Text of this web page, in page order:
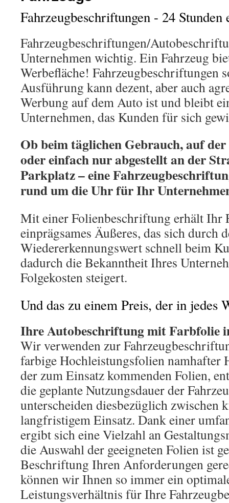
Fahrzeugbeschriftungen - 24
Fahrzeugbeschriftungen/
Unternehmen wichtig. Ein Fahrzeug
Werbefläche! Fahrzeugbeschriftungen
Ausführung kann dezent, aber auch
Werbung auf dem Auto ist und bleibt
Unternehmen, das Kunden für sich
Ob beim täglichen Gebrauch, auf
oder einfach nur abgestellt an der
Parkplatz – eine
rund um die Uhr für Ihr
Mit einer Folienbeschriftung erhält Ihr
einprägsames Äußeres, das sich durch
Wiedererkennungswert schnell beim
dadurch die Bekanntheit Ihres
Folgekosten steigert.
Und das zu einem Preis, der in jedes
Ihre Autobeschriftung mit Farbfolie
Wir verwenden zur
farbige Hochleistungsfolien namhafter
der zum Einsatz kommenden Folien,
die geplante Nutzungsdauer der
unterscheiden diesbezüglich zwischen
langfristigem Einsatz. Dank einer
ergibt sich eine Vielzahl an
die Auswahl der geeigneten Folien ist
Beschriftung Ihren Anforderungen
können wir Ihnen so immer ein
Leistungsverhältnis für Ihre